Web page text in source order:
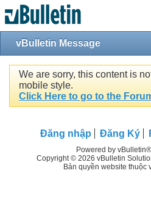
vBulletin Message
We are sorry, this content is
mobile style.
Click Here to go to the
Đăng nhập Đăng Ký
Powered by
Copyright © 2026 vBulletin
Bản quyền website thuộc